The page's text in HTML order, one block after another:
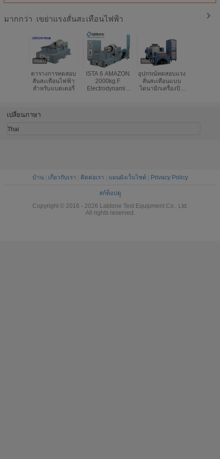
มากกว่า เขย่าแรงสั่นสะเทือนไฟฟ้า
ตารางการทดสอบ
สั่นสะเทือนไฟฟ้า
สําหรับแบตเตอรี่
ISTA 6 AMAZON
2000kg.F
Electrodynamic
อุปกรณ์ทดสอบแรง
สั่นสะเทือนแบบ
ไดนามิกเครื่องปั่น
เปลี่ยนภาษา
Thai
บ้าน| เกี่ยวกับเรา ติดต่อเรา แผนผังเว็บไซต์ Privacy Policy
สก์ท็อปดู
Copyright © 2016 - 2026 Labtone Test Equipment Co., Ltd.
All rights reserved.